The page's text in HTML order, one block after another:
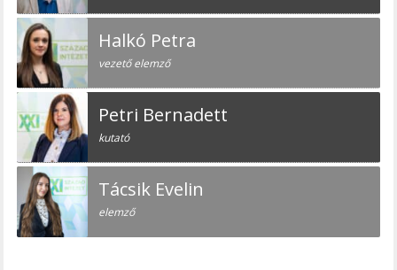
Halkó Petra
vezető elemző
Petri Bernadett
kutató
Tácsik Evelin
elemző